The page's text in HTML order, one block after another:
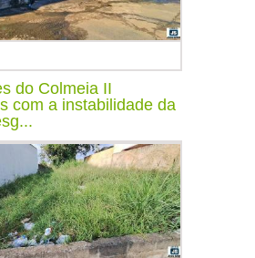
do Colmeia II
com a instabilidade da